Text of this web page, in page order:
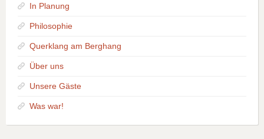
In Planung
Philosophie
Querklang am Berghang
Über uns
Unsere Gäste
Was war!